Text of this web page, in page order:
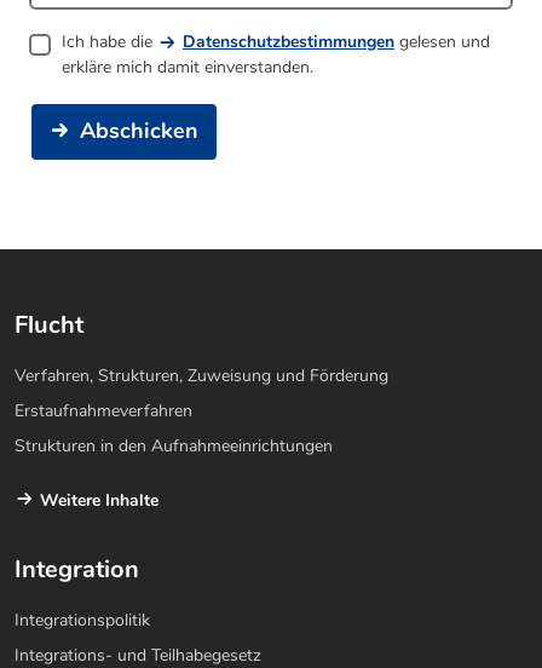
Ich habe die Datenschutzbestimmungen gelesen und
erkläre mich damit einverstanden.
Abschicken
Flucht
Verfahren, Strukturen, Zuweisung und Förderung
Erstaufnahmeverfahren
Strukturen in den Aufnahmeeinrichtungen
Weitere Inhalte
Integration
Integrationspolitik
Integrations- und Teilhabegesetz